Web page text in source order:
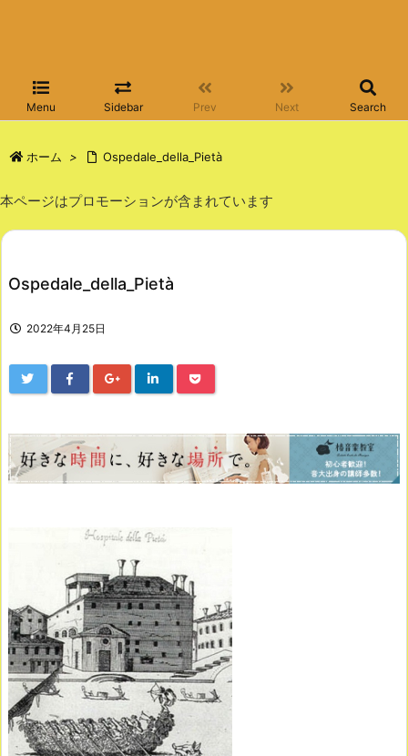
Menu Sidebar Prev Next Search
ホーム > Ospedale_della_Pietà
本ページはプロモーションが含まれています
Ospedale_della_Pietà
2022年4月25日